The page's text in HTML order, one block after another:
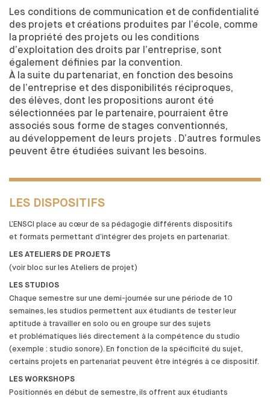
Les conditions de communication et de confidentialité
des projets et créations produites par l’école, comme
la propriété des projets ou les conditions
d’exploitation des droits par l’entreprise, sont
également définies par la convention.
À la suite du partenariat, en fonction des besoins
de l’entreprise et des disponibilités réciproques,
des élèves, dont les propositions auront été
sélectionnées par le partenaire, pourraient être
associés sous forme de stages conventionnés,
au développement de leurs projets . D’autres formules
peuvent être étudiées suivant les besoins.
LES DISPOSITIFS
L’ENSCI place au cœur de sa pédagogie différents dispositifs
et formats permettant d’intégrer des projets en partenariat.
LES ATELIERS DE PROJETS
(voir bloc sur les Ateliers de projet)
LES STUDIOS
Chaque semestre sur une demi-journée sur une période de 10
semaines, les studios permettent aux étudiants de tester leur
aptitude à travailler en solo ou en groupe sur des sujets
et problématiques liés directement à la compétence du studio
(exemple : studio sonore). En fonction de la spécificité du sujet,
certains projets en partenariat peuvent être intégrés à ce dispositif.
LES WORKSHOPS
Positionnés en début de semestre, ils offrent aux étudiants